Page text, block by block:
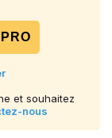
et souhaitez
nous